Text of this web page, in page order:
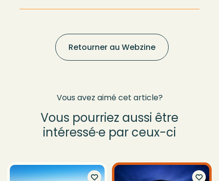
Retourner au Webzine
Vous avez aimé cet article?
Vous pourriez aussi être
intéressé·e par ceux-ci